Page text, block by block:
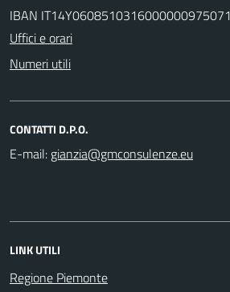
IBAN IT14Y0608510316000000975071
Uffici e orari
Numeri utili
CONTATTI D.P.O.
E-mail:
LINK UTILI
Regione Piemonte